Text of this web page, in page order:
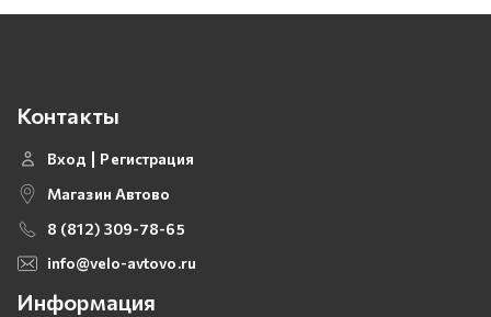
Контакты
Вход
Регистрация
Магазин Автово
8 (812) 309-78-65
info@velo-avtovo.ru
Информация